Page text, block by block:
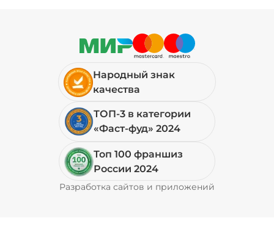
Народный знак
качества
ТОП-3 в категории
«Фаст-фуд» 2024
Топ 100 франшиз
России 2024
Разработка сайтов и приложений
Pyrobyte